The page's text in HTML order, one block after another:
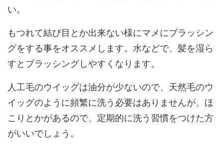
い。
もつれて結び目とか出来ない様にマメにブラッシン
グをする事をオススメします。水などで、髪を湿ら
すとブラッシングしやすくなります。
人工毛のウイッグは油分が少ないので、天然毛のウ
イッグのように頻繁に洗う必要はありませんが、ほ
こりとかがあるので、定期的に洗う習慣をつけた方
がいいでしょう。